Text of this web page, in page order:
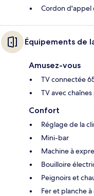
Cordon d'appel
Équipements de
Amusez-vous
TV connectée
TV avec
Confort
Réglage de la
Mini-bar
Machine à
Bouilloire
Peignoirs et
Fer et planche